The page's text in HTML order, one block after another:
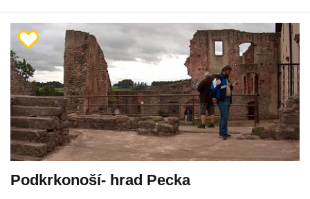
Podkrkonoší- hrad Pecka